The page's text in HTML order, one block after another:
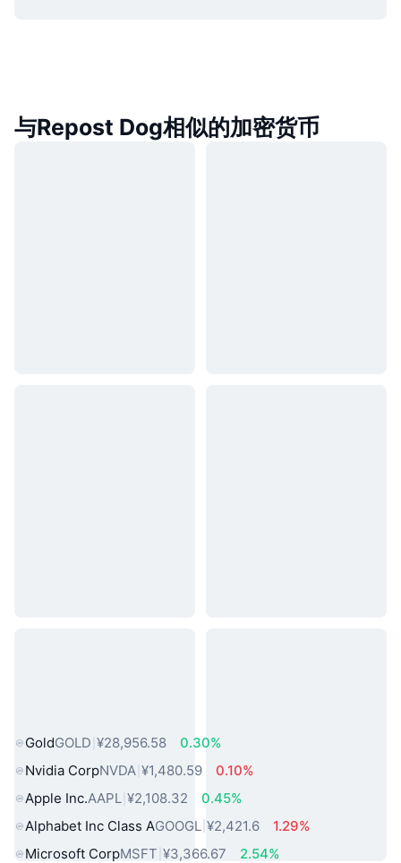
与Repost Dog相似的加密货币
GoldGOLD ¥28,956.58
0.30%
Nvidia CorpNVDA ¥1,480.59
0.10%
Apple Inc.AAPL ¥2,108.32
0.45%
Alphabet Inc Class AGOOGL ¥2,421.6
1.29%
Microsoft CorpMSFT ¥3,366.67
2.54%